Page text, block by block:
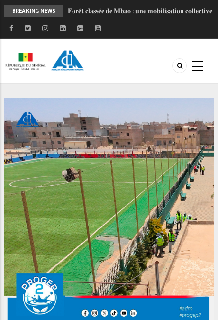
BREAKING NEWS
𝐅𝐨𝐫𝐞̂𝐭 𝐜𝐥𝐚𝐬𝐬𝐞́𝐞 𝐝𝐞 𝐌𝐛𝐚𝐨 : 𝐮𝐧𝐞 𝐦𝐨𝐛𝐢𝐥𝐢𝐬𝐚𝐭𝐢𝐨𝐧 𝐜𝐨𝐥𝐥𝐞𝐜𝐭𝐢𝐯𝐞
𝐩𝐨𝐮𝐫 𝐮𝐧 𝐚𝐯𝐞𝐧𝐢𝐫 𝐩𝐥𝐮𝐬 𝐫𝐞́𝐬𝐢𝐥𝐢𝐞𝐧𝐭
𝐋𝐚𝐧𝐜𝐞𝐦𝐞𝐧𝐭 𝐝𝐞 𝐥’𝐎𝐁𝐅𝐈𝐋𝐎𝐂 : 𝐔𝐧 𝐧𝐨𝐮𝐯𝐞𝐥 𝐨𝐮𝐭𝐢𝐥 𝐩𝐨𝐮𝐫
𝐏𝐑𝐎𝐆𝐄𝐏 𝟐 - 𝐅𝐚𝐜𝐞 𝐚̀ 𝐥'𝐡𝐢𝐯𝐞𝐫𝐧𝐚𝐠𝐞, 𝐥𝐚 𝐦𝐨𝐛𝐢𝐥𝐢𝐬𝐚𝐭𝐢𝐨𝐧
𝐜𝐨𝐧𝐭𝐢𝐧𝐮𝐞
𝐉𝐎𝐉 𝐃𝐚𝐤𝐚𝐫 𝟐𝟎𝟐𝟔 : 𝐒𝐚𝐧𝐠𝐚𝐥𝐤𝐚𝐦 𝐬𝐞 𝐦𝐨𝐛𝐢𝐥𝐢𝐬𝐞 𝐚𝐮 𝐜𝐨𝐭𝐞́
𝐓𝐞𝐜𝐡𝐧𝐢𝐪𝐮𝐞 𝐫𝐞𝐧𝐟𝐨𝐫𝐜𝐞 𝐥𝐚 𝐜𝐨𝐨𝐫𝐝𝐢𝐧𝐚𝐭𝐢𝐨𝐧 𝐝𝐞𝐬 𝐚𝐜𝐭𝐞𝐮𝐫𝐬